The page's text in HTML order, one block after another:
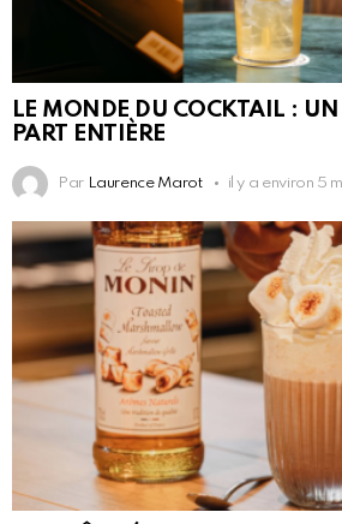
LE MONDE DU COCKTAIL : UN
PART ENTIÈRE
Par Laurence Marot il y a environ 5